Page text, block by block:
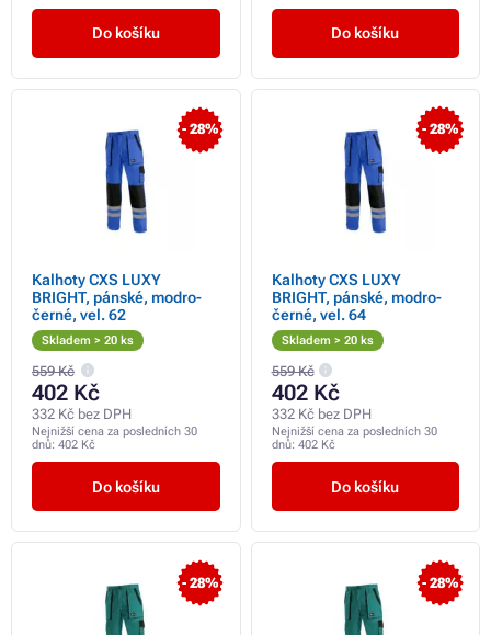
Do košíku Do košíku
- 28%
Kalhoty CXS LUXY
BRIGHT, pánské, modro-
černé, vel. 62
Skladem > 20 ks
559 Kč
402 Kč
332 Kč bez DPH
Nejnižší cena za posledních 30
dnů: 402 Kč
Do košíku
- 28%
Kalhoty CXS LUXY
BRIGHT, pánské, modro-
černé, vel. 64
Skladem > 20 ks
559 Kč
402 Kč
332 Kč bez DPH
Nejnižší cena za posledních 30
dnů: 402 Kč
Do košíku
- 28% - 28%